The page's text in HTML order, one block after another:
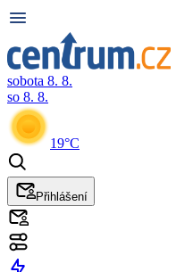
sobota 8. 8.
so 8. 8.
19°C
Přihlášení